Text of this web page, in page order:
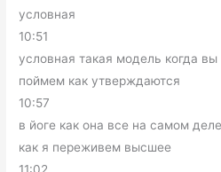
условная
10:51
условная такая модель когда
поймем как утверждаются
10:57
в йоге как она все на самом
как я переживем высшее